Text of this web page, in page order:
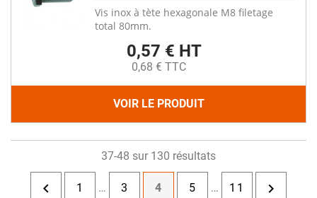
Vis inox à tète hexagonale M8 filetage
total 80mm.
0,57 € HT
0,68 € TTC
VOIR LE PRODUIT
37-48 sur 130 résultats
 1 … 3 4 5 … 11 